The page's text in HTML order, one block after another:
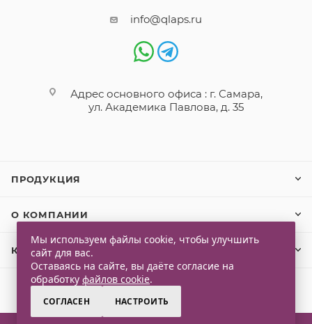
info@qlaps.ru
Адрес основного офиса : г. Самара,
ул. Академика Павлова, д. 35
ПРОДУКЦИЯ
О КОМПАНИИ
КЛИЕНТАМ
Мы используем файлы cookie, чтобы улучшить
сайт для вас.
Оставаясь на сайте, вы даёте согласие на
обработку файлов cookie.
СОГЛАСЕН НАСТРОИТЬ